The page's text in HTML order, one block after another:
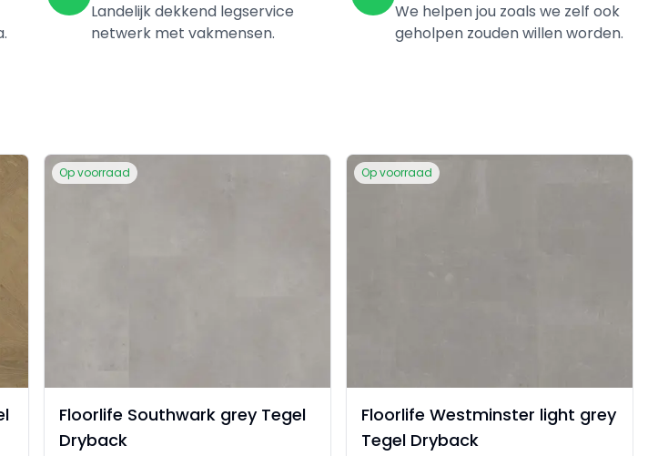
Landelijk dekkend legservice
netwerk met vakmensen.
We helpen jou zoals we zelf ook
geholpen zouden willen worden.
Op voorraad
Floorlife Southwark grey Tegel
Dryback
Op voorraad
Floorlife Westminster light grey
Tegel Dryback